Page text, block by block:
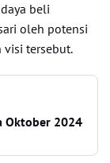
beli
oleh potensi
tersebut.
Oktober 2024